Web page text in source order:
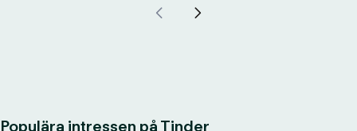
Populära intressen på Tinder